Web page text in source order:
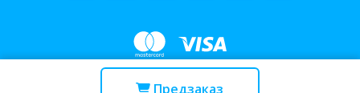
Предзаказ
Copyright © 2013 - 2026 RUBA - разработано